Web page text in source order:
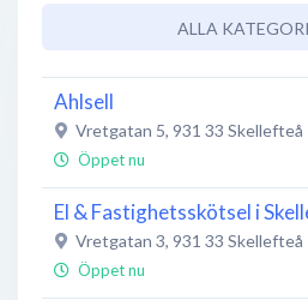
ALLA
Ahlsell
Vretgatan 5, 931 33 Skellefteå
Öppet nu
El & Fastighetsskötsel i
Vretgatan 3, 931 33 Skellefteå
Öppet nu